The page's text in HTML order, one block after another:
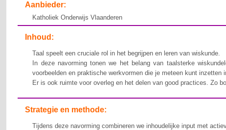
Aanbieder:
Katholiek Onderwijs Vlaanderen
Inhoud:
Taal speelt een cruciale rol in het begrijpen en leren van wiskunde.
In deze navorming tonen we het belang van taalsterke
voorbeelden en praktische werkvormen die je meteen kunt inzetten
Er is ook ruimte voor overleg en het delen van good practices. Zo
Strategie en methode:
Tijdens deze navorming combineren we inhoudelijke input met